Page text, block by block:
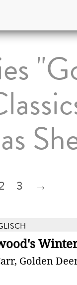
3 →
Golden